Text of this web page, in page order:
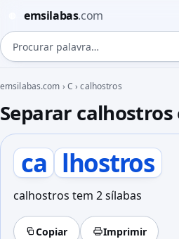
emsilabas.com
Procurar palavra
emsilabas.com › C ›calhostros
Separar calhostros
ca lhostros
calhostros tem 2 sílabas
Copiar Imprimir